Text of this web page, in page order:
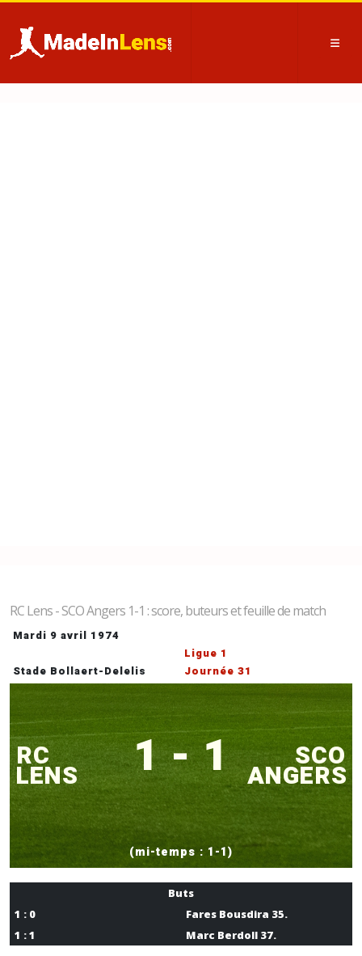
RC Lens - SCO Angers 1-1 : score, buteurs et feuille de match
Mardi 9 avril 1974
Stade Bollaert-Delelis
Ligue 1
Journée 31
RC
LENS 1 - 1 SCO
ANGERS
(mi-temps : 1-1)
Buts
1 : 0
Fares Bousdira 35.
1 : 1
Marc Berdoll 37.